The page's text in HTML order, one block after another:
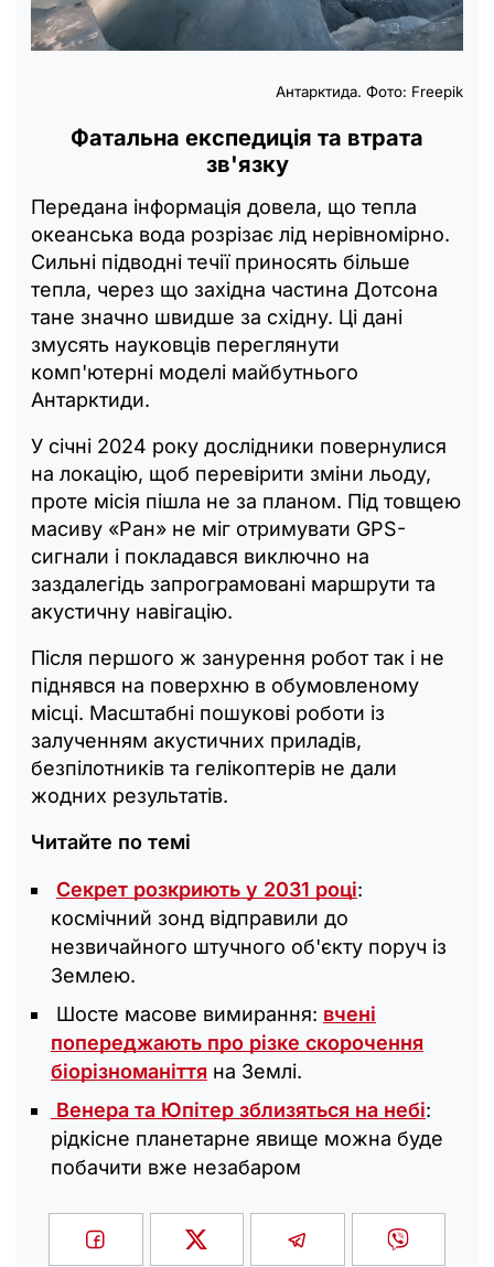
Антарктида. Фото: Freepik
Фатальна експедиція та втрата
зв'язку
Передана інформація довела, що тепла
океанська вода розрізає лід нерівномірно.
Сильні підводні течії приносять більше
тепла, через що західна частина Дотсона
тане значно швидше за східну. Ці дані
змусять науковців переглянути
комп'ютерні моделі майбутнього
Антарктиди.
У січні 2024 року дослідники повернулися
на локацію, щоб перевірити зміни льоду,
проте місія пішла не за планом. Під товщею
масиву «Ран» не міг отримувати GPS-
сигнали і покладався виключно на
заздалегідь запрограмовані маршрути та
акустичну навігацію.
Після першого ж занурення робот так і не
піднявся на поверхню в обумовленому
місці. Масштабні пошукові роботи із
залученням акустичних приладів,
безпілотників та гелікоптерів не дали
жодних результатів.
Читайте по темі
Секрет розкриють у 2031 році:
космічний зонд відправили до
незвичайного штучного об'єкту поруч із
Землею.
Шосте масове вимирання: вчені
попереджають про різке скорочення
біорізноманіття на Землі.
Венера та Юпітер зблизяться на небі:
рідкісне планетарне явище можна буде
побачити вже незабаром